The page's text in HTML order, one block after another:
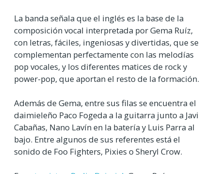
La banda señala que el inglés es la base de la
composición vocal interpretada por Gema Ruíz,
con letras, fáciles, ingeniosas y divertidas, que se
complementan perfectamente con las melodías
pop vocales, y los diferentes matices de rock y
power-pop, que aportan el resto de la formación.
Además de Gema, entre sus filas se encuentra el
daimieleño Paco Fogeda a la guitarra junto a Javi
Cabañas, Nano Lavín en la batería y Luis Parra al
bajo. Entre algunos de sus referentes está el
sonido de Foo Fighters, Pixies o Sheryl Crow.